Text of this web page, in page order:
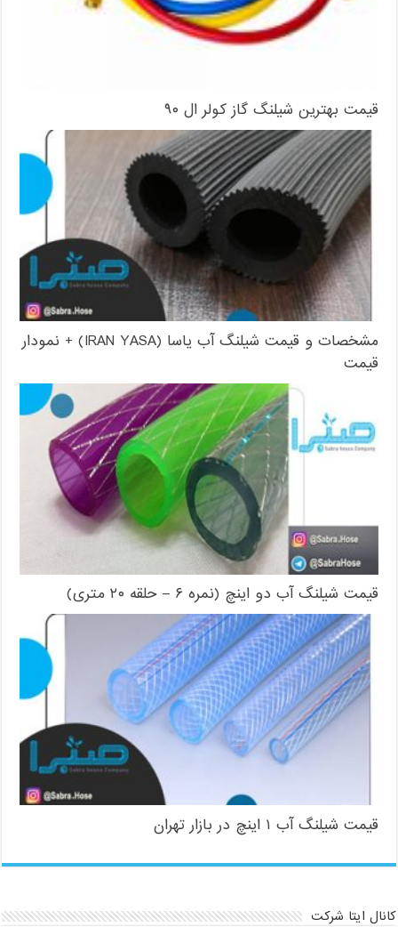
قیمت بهترین شیلنگ گاز کولر ال ۹۰
مشخصات و قیمت شیلنگ آب یاسا (IRAN YASA) + نمودار
قیمت
قیمت شیلنگ آب دو اینچ (نمره ۶ – حلقه ۲۰ متری)
قیمت شیلنگ آب ۱ اینچ در بازار تهران
کانال ایتا شرکت